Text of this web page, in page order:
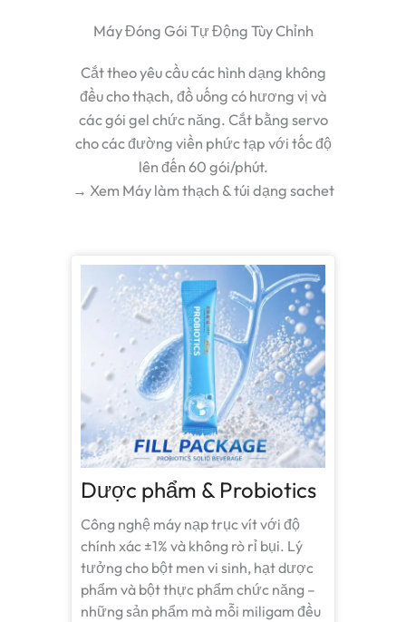
Máy Đóng Gói Tự Động Tùy Chỉnh
Cắt theo yêu cầu các hình dạng không
đều cho thạch, đồ uống có hương vị và
các gói gel chức năng. Cắt bằng servo
cho các đường viền phức tạp với tốc độ
lên đến 60 gói/phút.
→ Xem Máy làm thạch & túi dạng sachet
Dược phẩm & Probiotics
Công nghệ máy nạp trục vít với độ
chính xác ±1% và không rò rỉ bụi. Lý
tưởng cho bột men vi sinh, hạt dược
phẩm và bột thực phẩm chức năng –
những sản phẩm mà mỗi miligam đều